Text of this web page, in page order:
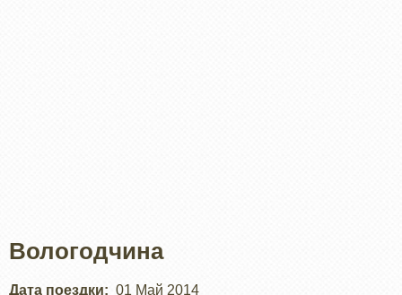
Вологодчина
Дата поездки
01 Май 2014